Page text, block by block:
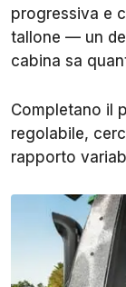
progressiva e
tallone — un
cabina sa
Completano il
regolabile,
rapporto